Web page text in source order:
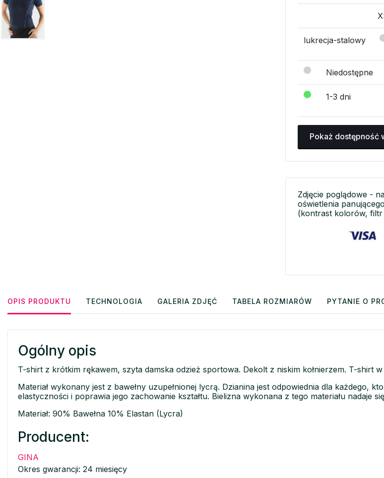
lukrecja-stalowy
Niedostępne
1-3 dni
Pokaż dostępność
Zdjęcie poglądowe -
oświetlenia
(kontrast kolorów, filtr
OPIS PRODUKTU TECHNOLOGIA GALERIA ZDJĘĆ TABELA ROZMIARÓW PYTANIE O
Ogólny opis
T-shirt z krótkim rękawem, szyta damska odzież sportowa. Dekolt z niskim kołnierzem. T-
Materiał wykonany jest z bawełny uzupełnionej lycrą. Dzianina jest odpowiednia dla każdego,
elastyczności i poprawia jego zachowanie kształtu. Bielizna wykonana z tego materiału nadaje
Materiał: 90% Bawełna 10% Elastan (Lycra)
Producent:
GINA
Okres gwarancji: 24 miesięcy